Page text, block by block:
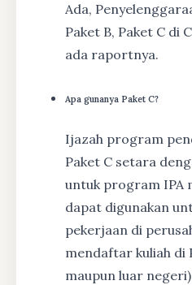
Ada,
Paket B, Paket C di
ada raportnya.
Apa gunanya Paket C?
Ijazah program
Paket C setara
untuk program IPA
dapat digunakan
pekerjaan di
mendaftar kuliah di
maupun luar